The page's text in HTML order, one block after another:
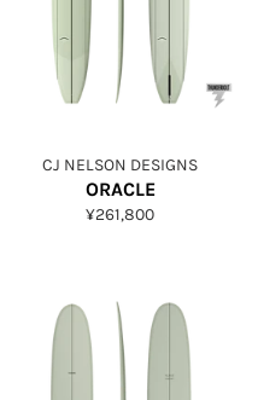
CJ NELSON DESIGNS
ORACLE
通
¥261,800